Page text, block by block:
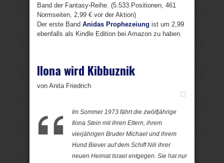
Band der Fantasy-Reihe. (5.533 Positionen, 461
Normseiten, 2,99 € vor der Aktion)
Der erste Band Anidas Prophezeiung ist um 2,99
ebenfalls als Kindle Edition bei Amazon zu haben.
Ilona wird Kibbuznik
von Anita Friedrich
Im Sommer 1973 fährt die zwölfjährige
Ilona Stein mit ihren Eltern, ihrem
vierjährigen Bruder Michael und ihrem
Hund Biever auf dem Schiff Nili ihrer
neuen Heimat Israel entgegen. Sie hat nur